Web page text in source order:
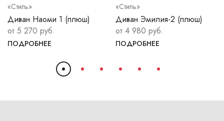
«Стиль»
Диван Наоми 1 (плюш)
от 5 270 руб.
ПОДРОБНЕЕ
«Стиль»
Диван Эмилия-2 (плюш)
от 4 980 руб.
ПОДРОБНЕЕ